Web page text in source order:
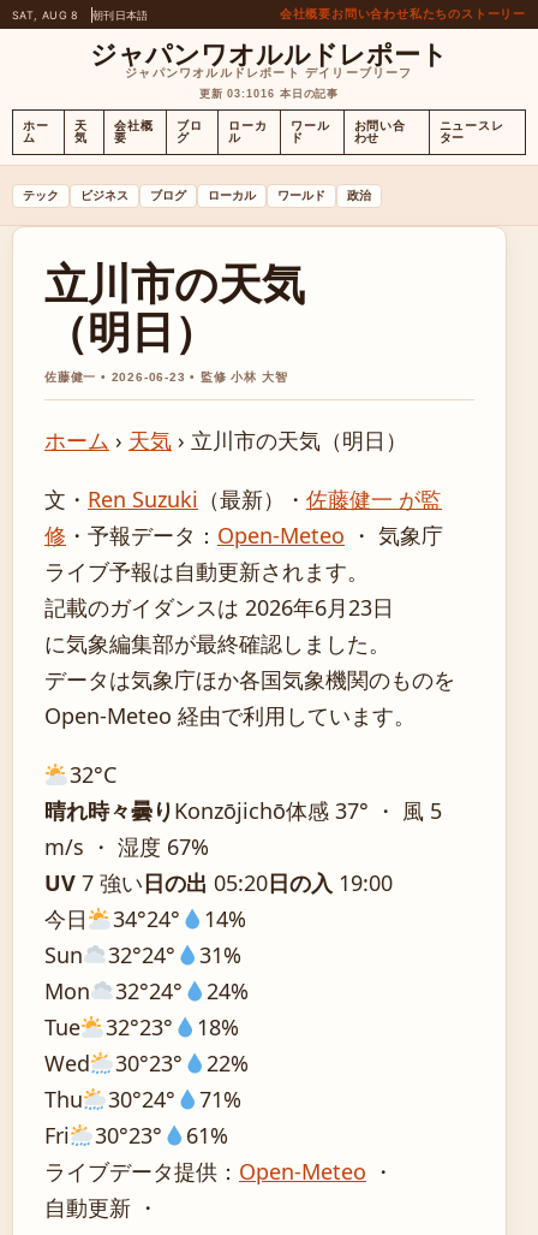
SAT, AUG 8 朝刊日本語 会社概要お問い合わせ私たちのストーリー
ジャパンワオルルドレポート
ジャパンワオルルドレポート デイリーブリーフ
更新 03:1016 本日の記事
ホー
ム
天
気
会社概
要
ブロ
グ
ローカ
ル
ワール
ド
お問い合
わせ
ニュースレ
ター
テック ビジネス ブログ ローカル ワールド 政治
立川市の天気
（明日）
佐藤健一 • 2026-06-23 • 監修 小林 大智
ホーム › 天気 › 立川市の天気（明日）
文・ Ren Suzuki （最新） ・ 佐藤健一 が監
修 ・ 予報データ： Open-Meteo ・ 気象庁
ライブ予報は自動更新されます。
記載のガイダンスは 2026年6月23日
に気象編集部が最終確認しました。
データは気象庁ほか各国気象機関のものを
Open-Meteo 経由で利用しています。
32°C
晴れ時々曇りKonzōjichō体感 37° ・ 風 5
m/s ・ 湿度 67%
UV 7 強い日の出 05:20日の入 19:00
今日
34°24°
14%
Sun
32°24°
31%
Mon
32°24°
24%
Tue
32°23°
18%
Wed
30°23°
22%
Thu
30°24°
71%
Fri
30°23°
61%
ライブデータ提供： Open-Meteo ・
自動更新 ・